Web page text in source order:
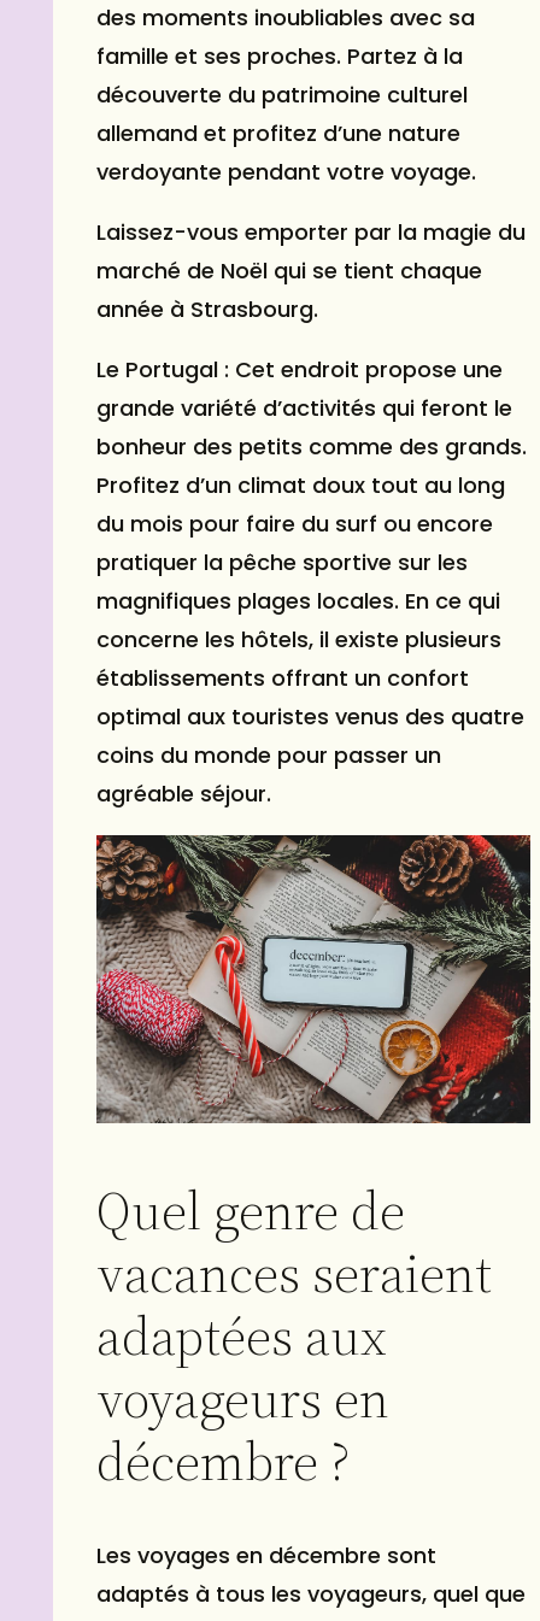
des moments inoubliables avec sa
famille et ses proches. Partez à la
découverte du patrimoine culturel
allemand et profitez d’une nature
verdoyante pendant votre voyage.
Laissez-vous emporter par la magie du
marché de Noël qui se tient chaque
année à Strasbourg.
Le Portugal : Cet endroit propose une
grande variété d’activités qui feront le
bonheur des petits comme des grands.
Profitez d’un climat doux tout au long
du mois pour faire du surf ou encore
pratiquer la pêche sportive sur les
magnifiques plages locales. En ce qui
concerne les hôtels, il existe plusieurs
établissements offrant un confort
optimal aux touristes venus des quatre
coins du monde pour passer un
agréable séjour.
Quel genre de
vacances seraient
adaptées aux
voyageurs en
décembre ?
Les voyages en décembre sont
adaptés à tous les voyageurs, quel que